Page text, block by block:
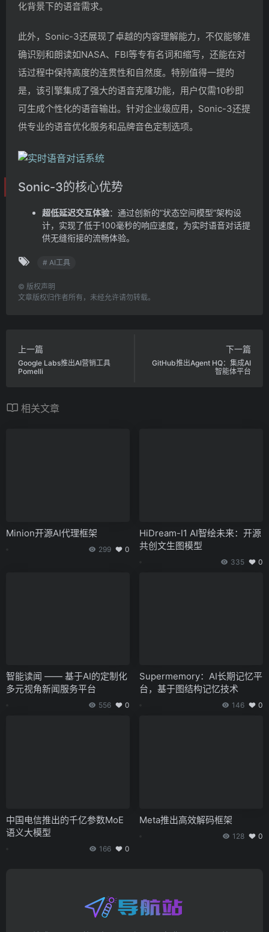
化背景下的语音需求。
此外，Sonic-3还展现了卓越的内容理解能力，不仅能够准
确识别和朗读如NASA、FBI等专有名词和缩写，还能在对
话过程中保持高度的连贯性和自然度。特别值得一提的
是，该引擎集成了强大的语音克隆功能，用户仅需10秒即
可生成个性化的语音输出。针对企业级应用，Sonic-3还提
供专业的语音优化服务和品牌音色定制选项。
Sonic-3的核心优势
超低延迟交互体验：通过创新的”状态空间模型”架构设
计，实现了低于100毫秒的响应速度，为实时语音对话提
供无缝衔接的流畅体验。
# AI工具
© 版权声明
文章版权归作者所有，未经允许请勿转载。
上一篇
Google Labs推出AI营销工具
Pomelli
下一篇
GitHub推出Agent HQ：集成AI
智能体平台
相关文章
Minion开源AI代理框架
299 0
HiDream-I1 AI智绘未来：开源
共创文生图模型
335 0
智能读闻 —— 基于AI的定制化
多元视角新闻服务平台
556 0
Supermemory：AI长期记忆平
台，基于图结构记忆技术
146 0
中国电信推出的千亿参数MoE
语义大模型
166 0
Meta推出高效解码框架
128 0